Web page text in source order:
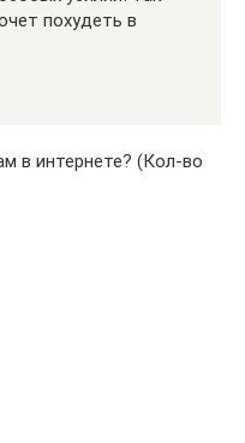
похудеть в
в интернете? (Кол-во